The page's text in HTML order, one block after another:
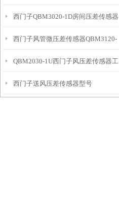
优点
西门子QBM3020-1D房间压差传感器
带显示
西门子风管微压差传感器QBM3120-
10D优点
QBM2030-1U西门子风压差传感器工
作模式
西门子送风压差传感器型号